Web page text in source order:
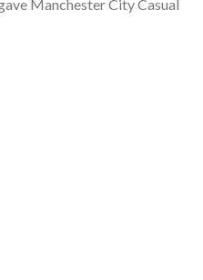
Manchester City Casual